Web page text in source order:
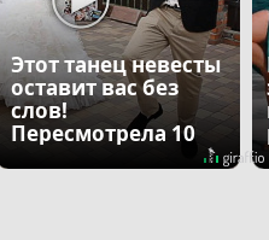
Этот танец невесты
оставит вас без
слов!
Пересмотрела 10